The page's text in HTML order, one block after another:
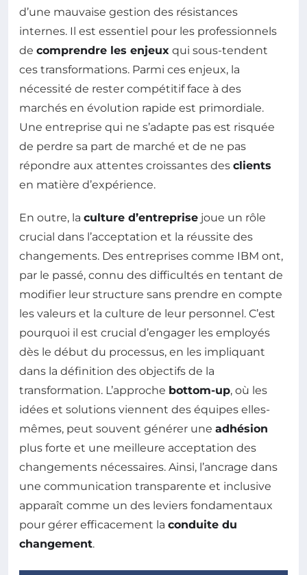
d’une mauvaise gestion des résistances
internes. Il est essentiel pour les professionnels
de comprendre les enjeux qui sous-tendent
ces transformations. Parmi ces enjeux, la
nécessité de rester compétitif face à des
marchés en évolution rapide est primordiale.
Une entreprise qui ne s’adapte pas est risquée
de perdre sa part de marché et de ne pas
répondre aux attentes croissantes des clients
en matière d’expérience.
En outre, la culture d’entreprise joue un rôle
crucial dans l’acceptation et la réussite des
changements. Des entreprises comme IBM ont,
par le passé, connu des difficultés en tentant de
modifier leur structure sans prendre en compte
les valeurs et la culture de leur personnel. C’est
pourquoi il est crucial d’engager les employés
dès le début du processus, en les impliquant
dans la définition des objectifs de la
transformation. L’approche bottom-up, où les
idées et solutions viennent des équipes elles-
mêmes, peut souvent générer une adhésion
plus forte et une meilleure acceptation des
changements nécessaires. Ainsi, l’ancrage dans
une communication transparente et inclusive
apparaît comme un des leviers fondamentaux
pour gérer efficacement la conduite du
changement.